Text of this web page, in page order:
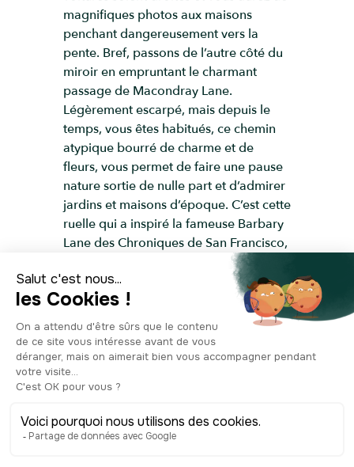
magnifiques photos aux maisons
penchant dangereusement vers la
pente. Bref, passons de l’autre côté du
miroir en empruntant le charmant
passage de Macondray Lane.
Légèrement escarpé, mais depuis le
temps, vous êtes habitués, ce chemin
atypique bourré de charme et de
fleurs, vous permet de faire une pause
nature sortie de nulle part et d’admirer
jardins et maisons d’époque. C’est cette
ruelle qui a inspiré la fameuse Barbary
Lane des Chroniques de San Francisco,
dont vous connaissez peut-être les
livres d’Armistead Maupin ou bien la
série des années 90, qui vient d’ailleurs
d’être reprise en 2019. En tout cas, le
site est classé sur le registre des lieux
historiques des États-Unis.